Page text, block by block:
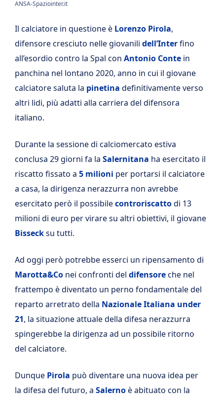
ANSA-Spaziointer.it
Il calciatore in questione è Lorenzo Pirola,
difensore cresciuto nelle giovanili dell’Interfino
all’esordio contro la Spal con Antonio Conte in
panchina nel lontano 2020, anno in cui il giovane
calciatore saluta la pinetina definitivamente verso
altri lidi, più adatti alla carriera del difensora
italiano.
Durante la sessione di calciomercato estiva
conclusa 29 giorni fa la Salernitana ha esercitato il
riscatto fissato a 5 milioni per portarsi il calciatore
a casa, la dirigenza nerazzurra non avrebbe
esercitato però il possibilecontroriscattodi 13
milioni di euro per virare su altri obiettivi, il giovane
Bissecksu tutti.
Ad oggi però potrebbe esserci un ripensamento di
Marotta&Co nei confronti del difensoreche nel
frattempo è diventato un perno fondamentale del
reparto arretrato della Nazionale Italiana under
21, la situazione attuale della difesa nerazzurra
spingerebbe la dirigenza ad un possibile ritorno
del calciatore.
Dunque Pirola può diventare una nuova idea per
la difesa del futuro, a Salernoè abituato con la